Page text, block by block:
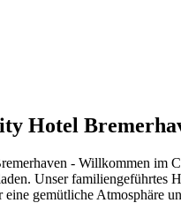
Hotel
- Willkommen im
Unser
gemütliche Atmosphäre